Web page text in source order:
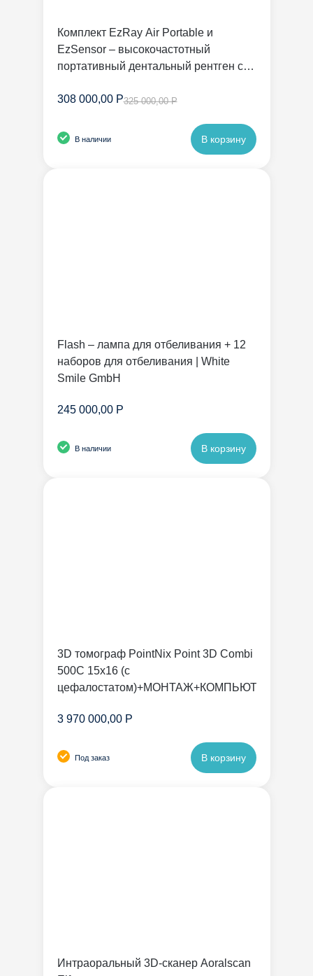
Комплект EzRay Air Portable и
EzSensor – высокочастотный
портативный дентальный рентген с
308 000,00 Р325 000,00 Р
В наличии В корзину
Flash – лампа для отбеливания + 12
наборов для отбеливания | White
Smile GmbH
245 000,00 Р
В наличии В корзину
3D томограф PointNix Point 3D Combi
500C 15х16 (с
цефалостатом)+МОНТАЖ+КОМПЬЮТЕР
3 970 000,00 Р
Под заказ В корзину
Интраоральный 3D-сканер Aoralscan